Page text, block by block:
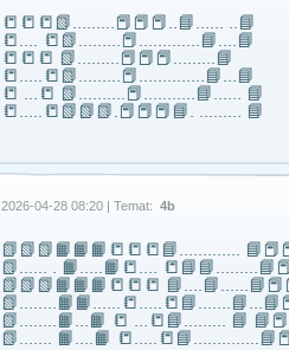
📒📒📒📗………📕📕📕..📘…… ..📘
📒…. 📒📗………📕………….📘….📘
📒📒📒 📗………📕📕📕………📘
📒…..📒📗………📕…………..📘…📘
📒 …📒 📗……….📕………..📘…… 📘
📒…..📒📗📗📗.📕📕📕📘. ……… 📘
2026-04-28 08:20 | Temat: 4b
📗📗📗📙📙📙📒📒📒📘……..…..
📗...... . 📙…..📙📒….
📗📗📗📙📙📙📒📒📒
📗……..📙…📙 📒 …📒📘……... 📘
📗……. 📙….📙